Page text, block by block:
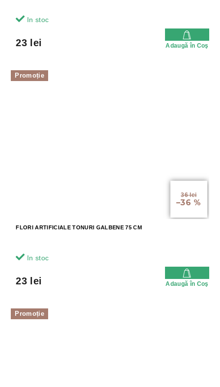
In stoc
23 lei Adaugă în Coş
Promoție
36 lei
–36 %
FLORI ARTIFICIALE TONURI GALBENE 75 CM
In stoc
23 lei Adaugă în Coş
Promoție